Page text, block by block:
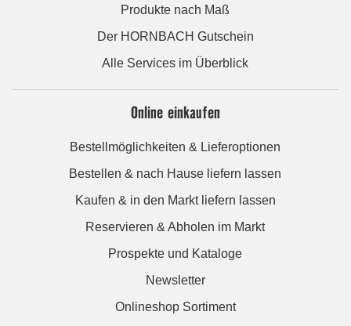
Produkte nach Maß
Der HORNBACH Gutschein
Alle Services im Überblick
Online einkaufen
Bestellmöglichkeiten & Lieferoptionen
Bestellen & nach Hause liefern lassen
Kaufen & in den Markt liefern lassen
Reservieren & Abholen im Markt
Prospekte und Kataloge
Newsletter
Onlineshop Sortiment